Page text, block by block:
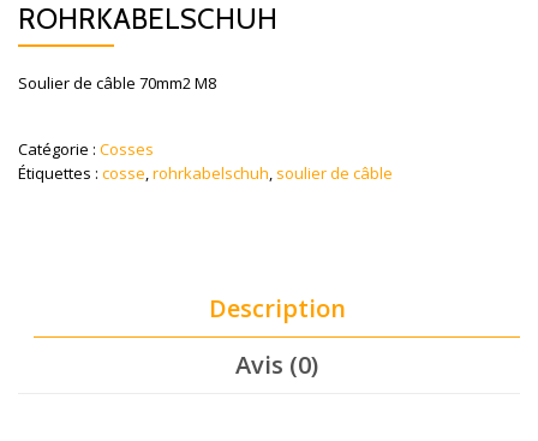
ROHRKABELSCHUH
Soulier de câble 70mm2 M8
Catégorie : Cosses
Étiquettes : cosse,rohrkabelschuh, soulier de câble
Description
Avis (0)